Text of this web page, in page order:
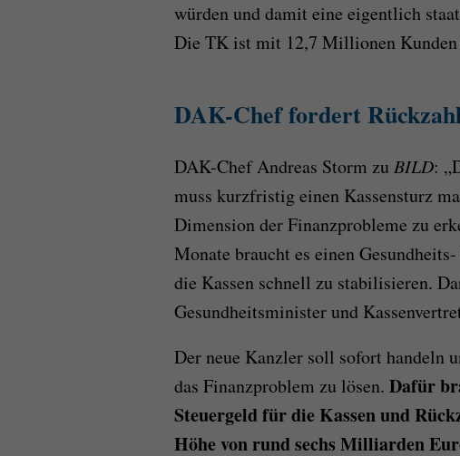
würden und damit eine eigentlich
Die TK ist mit 12,7 Millionen Kunden
DAK-Chef fordert
DAK-Chef Andreas Storm zu BILD:
muss kurzfristig einen Kassensturz
Dimension der Finanzprobleme zu
Monate braucht es einen
die Kassen schnell zu stabilisieren.
Gesundheitsminister und
Der neue Kanzler soll sofort handeln
das Finanzproblem zu lösen. Dafür
Steuergeld für die Kassen und
Höhe von rund sechs Milliarden